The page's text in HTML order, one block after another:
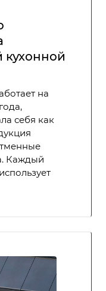
на
себя как
Каждый